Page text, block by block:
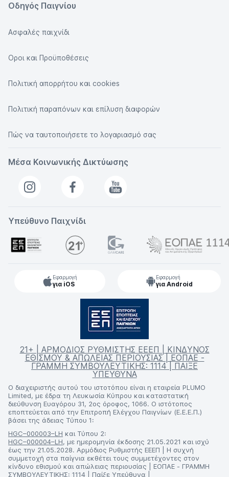
Οδηγός Παιγνίου
Ασφαλές παιχνίδι
Οροι και Προϋποθέσεις
Πολιτική απορρήτου και cookies
Πολιτική παραπόνων και επίλυση διαφορών
Πώς να ταυτοποιήσετε το λογαριασμό σας
Μέσα Κοινωνικής Δικτύωσης
Υπεύθυνο Παιχνίδι
Εφαρμογή
για iOS
Εφαρμογή
για Android
21+ | ΑΡΜΟΔΙΟΣ ΡΥΘΜΙΣΤΗΣ ΕΕΕΠ | ΚΙΝΔΥΝΟΣ
ΕΘΙΣΜΟΥ & ΑΠΩΛΕΙΑΣ ΠΕΡΙΟΥΣΙΑΣ | ΕΟΠΑΕ -
ΓΡΑΜΜΗ ΣΥΜΒΟΥΛΕΥΤΙΚΗΣ: 1114 | ΠΑΙΞΕ
ΥΠΕΥΘΥΝΑ
Ο διαχειριστής αυτού του ιστοτόπου είναι η εταιρεία PLUMO
Limited, με έδρα τη Λευκωσία Κύπρου και καταστατική
διεύθυνση Ευαγόρου 31, 2ος όροφος, 1066. Ο ιστότοπος
εποπτεύεται από την Επιτροπή Ελέγχου Παιγνίων (Ε.Ε.Ε.Π.)
βάσει της άδειας Τύπου 1:
HGC–000003–LH και Τύπου 2:
HGC–000004–LH, με ημερομηνία έκδοσης 21.05.2021 και ισχύ
έως την 21.05.2028. Αρμόδιος Ρυθμιστής ΕΕΕΠ | Η συχνή
συμμετοχή στα παίγνια εκθέτει τους συμμετέχοντες στον
κίνδυνο εθισμού και απώλειας περιουσίας | ΕΟΠΑΕ - ΓΡΑΜΜΗ
ΣΥΜΒΟΥΛΕΥΤΙΚΗΣ: 1114 | Παίξε Υπεύθυνα |